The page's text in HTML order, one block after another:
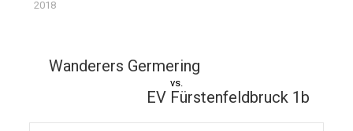
2018
Wanderers Germering
vs.
EV Fürstenfeldbruck 1b